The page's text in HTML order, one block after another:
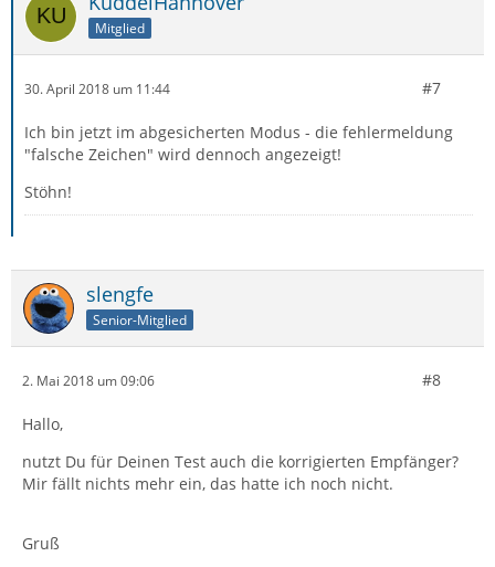
Mitglied
30. April 2018 um 11:44 #7
Ich bin jetzt im abgesicherten Modus - die fehlermeldung
"falsche Zeichen" wird dennoch angezeigt!
Stöhn!
slengfe
Senior-Mitglied
2. Mai 2018 um 09:06 #8
Hallo,
nutzt Du für Deinen Test auch die korrigierten Empfänger?
Mir fällt nichts mehr ein, das hatte ich noch nicht.
Gruß